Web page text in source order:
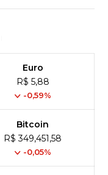
Euro
R$ 5,88
-0,59%
Bitcoin
R$ 349,451,58
-0,05%